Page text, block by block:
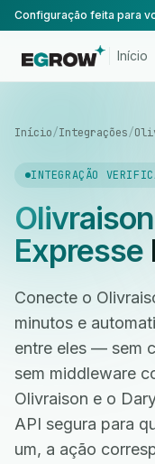
Início
Início/Integrações/
INTEGRAÇÃO
Olivraison
Expresse
Conecte o
minutos e
entre eles — sem
sem middleware
Olivraison e o
API segura para
um, a ação